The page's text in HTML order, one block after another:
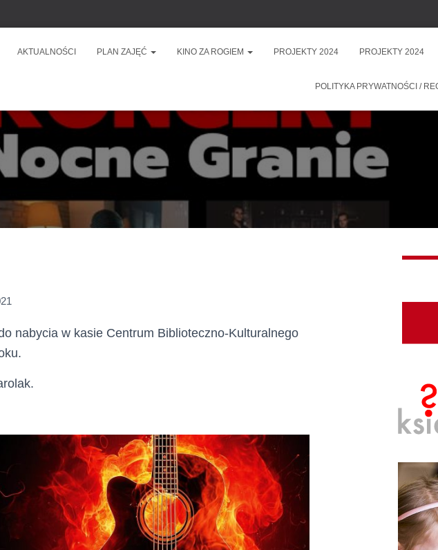
AKTUALNOŚCI PLAN ZAJĘĆ KINO ZA ROGIEM PROJEKTY 2024 PROJEKTY 2024
POLITYKA PRYWATNOŚCI /
nabycia w kasie Centrum Biblioteczno-Kulturalnego